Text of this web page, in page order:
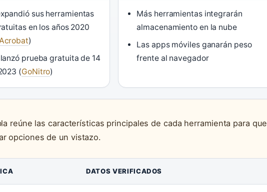
sus herramientas
en los años 2020
)
prueba gratuita de 14
(GoNitro)
Más herramientas integrarán
almacenamiento en la nube
Las apps móviles ganarán peso
frente al navegador
reúne las características principales de cada herramienta para que
opciones de un vistazo.
DATOS VERIFICADOS